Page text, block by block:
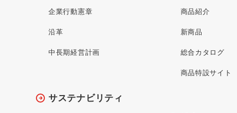
企業行動憲章
沿革
中長期経営計画
サステナビリティ
商品紹介
新商品
総合カタログ
商品特設サイト